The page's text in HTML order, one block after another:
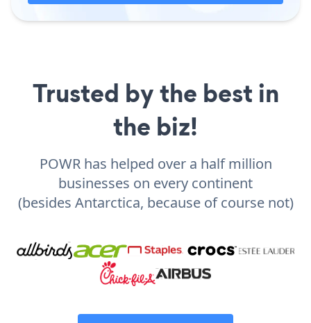
Trusted by the best in
the biz!
POWR has helped over a half million
businesses on every continent
(besides Antarctica, because of course not)